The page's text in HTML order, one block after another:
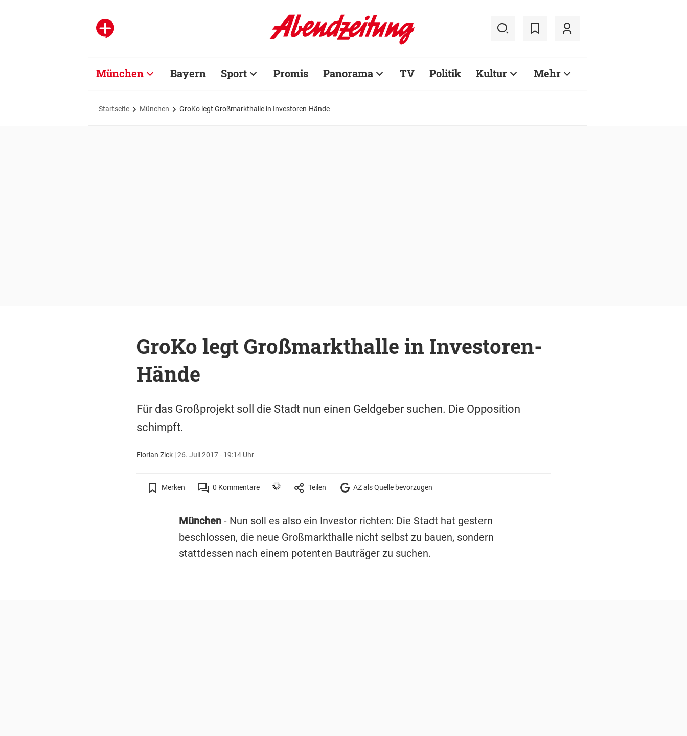
München Bayern Sport Promis Panorama TV Politik Kultur Mehr
Startseite München GroKo legt Großmarkthalle in Investoren-Hände
GroKo legt Großmarkthalle in Investoren-
Hände
Für das Großprojekt soll die Stadt nun einen Geldgeber suchen. Die Opposition
schimpft.
Florian Zick|26. Juli 2017 - 19:14 Uhr
Merken 0 Kommentare Teilen AZ als Quelle bevorzugen
München- Nun soll es also ein Investor richten: Die Stadt hat gestern
beschlossen, die neue Großmarkthalle nicht selbst zu bauen, sondern
stattdessen nach einem potenten Bauträger zu suchen.